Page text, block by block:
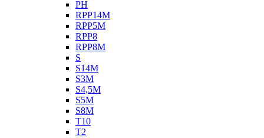
PH
RPP14M
RPP5M
RPP8
RPP8M
S
S14M
S3M
S4,5M
S5M
S8M
T10
T2